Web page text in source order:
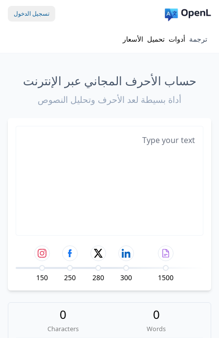
تسجيل الدخول
ترجمة أدوات تحميل الأسعار
حساب الأحرف المجاني عبر الإنترنت
أداة بسيطة لعد الأحرف وتحليل النصوص
150 250 280 300 1500
0
Words
0
Characters